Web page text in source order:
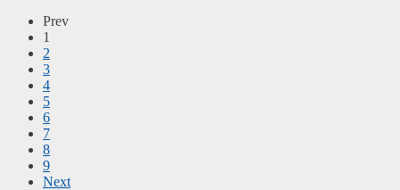
Prev
1
2
3
4
5
6
7
8
9
Next